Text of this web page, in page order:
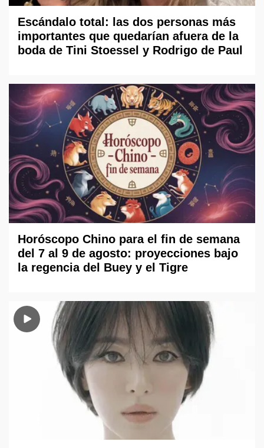
Escándalo total: las dos personas más
importantes que quedarían afuera de la
boda de Tini Stoessel y Rodrigo de Paul
Horóscopo Chino para el fin de semana
del 7 al 9 de agosto: proyecciones bajo
la regencia del Buey y el Tigre